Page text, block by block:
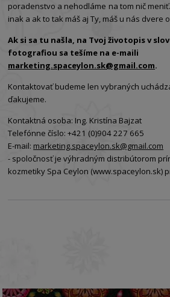
poradenstvo a nehodláme na tom nič
inak a ak to tak máš aj Ty, máš u nás dvere
Ak si sa tu našla, na Tvoj životopis v
fotografiou sa tešíme na e-maili
marketing.spaceylon.sk@gmail.com.
Kontaktovať budeme len vybraných
ďakujeme.
Kontaktná osoba: Ing. Kristína Bajzat
Telefónne číslo: +421 (0)904 227 665
E-mail: marketing.spaceylon.sk@gmail.com
- spoločnosť je výhradným distribútorom
kozmetiky Spa Ceylon (www.spaceylon.sk)